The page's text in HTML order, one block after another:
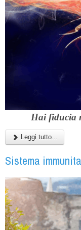
Hai fiducia
Leggi tutto...
Sistema